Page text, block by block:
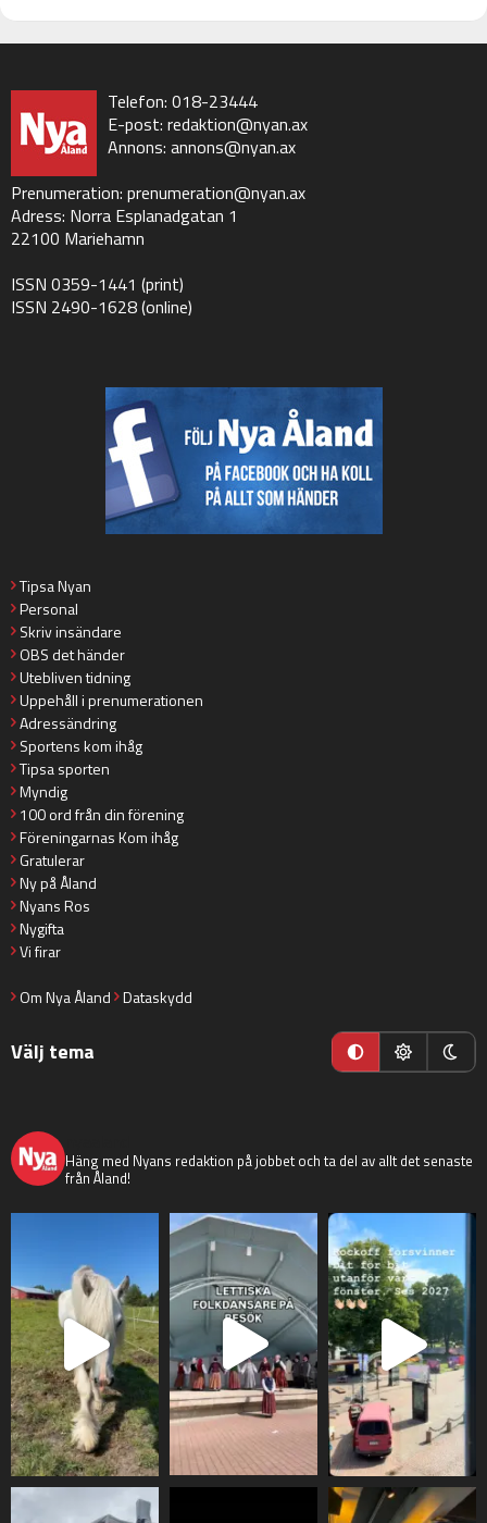
Telefon: 018-23444
E-post: redaktion@nyan.ax
Annons: annons@nyan.ax
Prenumeration: prenumeration@nyan.ax
Adress: Norra Esplanadgatan 1
22100 Mariehamn
ISSN 0359-1441 (print)
ISSN 2490-1628 (online)
Tipsa Nyan
Personal
Skriv insändare
OBS det händer
Utebliven tidning
Uppehåll i prenumerationen
Adressändring
Sportens kom ihåg
Tipsa sporten
Myndig
100 ord från din förening
Föreningarnas Kom ihåg
Gratulerar
Ny på Åland
Nyans Ros
Nygifta
Vi firar
Om Nya Åland Dataskydd
Välj tema
Häng med Nyans redaktion på jobbet och ta del av allt det senaste
från Åland!